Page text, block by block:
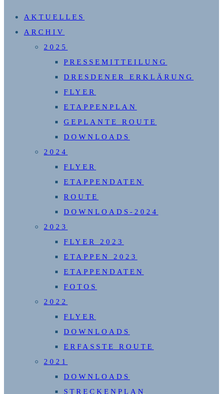
UMSCHALTEN
AKTUELLES
ARCHIV
2025
PRESSEMITTEILUNG
DRESDENER ERKLÄRUNG
FLYER
ETAPPENPLAN
GEPLANTE ROUTE
DOWNLOADS
2024
FLYER
ETAPPENDATEN
ROUTE
DOWNLOADS-2024
2023
FLYER 2023
ETAPPEN 2023
ETAPPENDATEN
FOTOS
2022
FLYER
DOWNLOADS
ERFASSTE ROUTE
2021
DOWNLOADS
STRECKENPLAN